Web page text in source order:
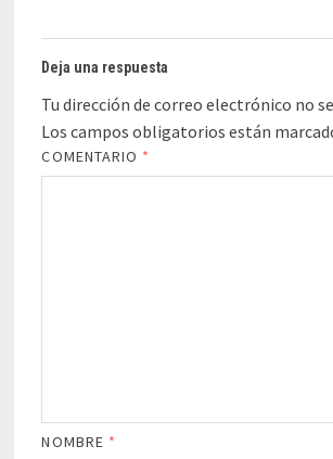
Deja una respuesta
Tu dirección de correo electrónico no
Los campos obligatorios están
COMENTARIO *
NOMBRE *